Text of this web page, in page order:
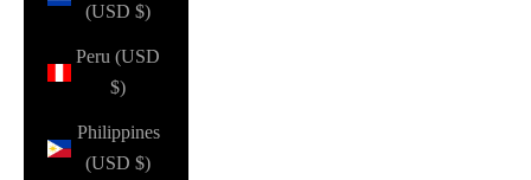
(USD $)
Peru (USD
$)
Philippines
(USD $)